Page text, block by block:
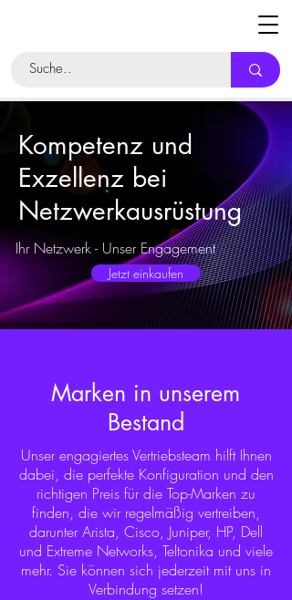
Kompetenz und
Exzellenz bei
Netzwerkausrüstung
Ihr Netzwerk - Unser Engagement
Jetzt einkaufen
Marken in unserem
Bestand
Unser engagiertes Vertriebsteam hilft Ihnen
dabei, die perfekte Konfiguration und den
richtigen Preis für die Top-Marken zu
finden, die wir regelmäßig vertreiben,
darunter Arista, Cisco, Juniper, HP, Dell
und Extreme Networks, Teltonika und viele
mehr. Sie können sich jederzeit mit uns in
Verbindung setzen!